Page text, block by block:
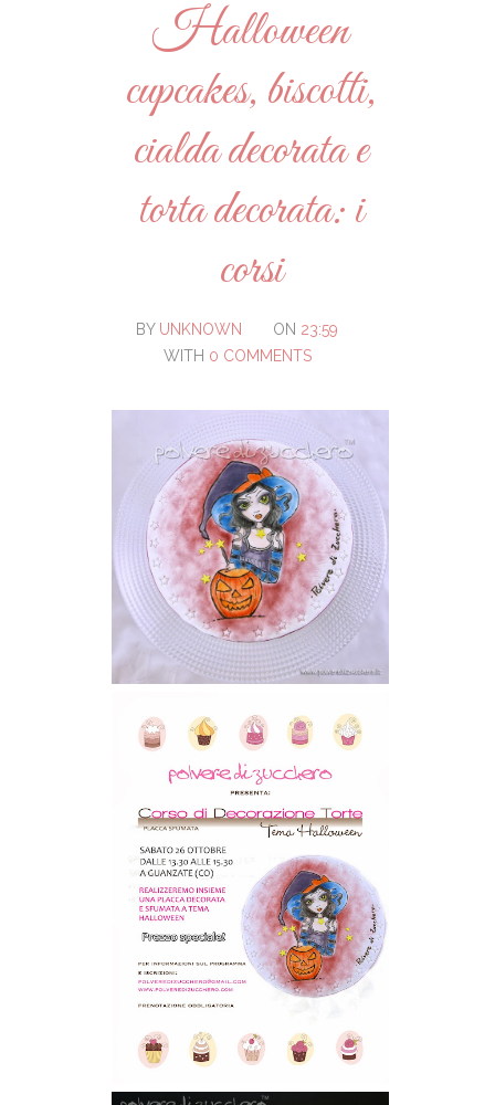
Halloween
cupcakes, biscotti,
cialda decorata e
torta decorata: i
corsi
BY UNKNOWN ON 23:59
WITH 0 COMMENTS